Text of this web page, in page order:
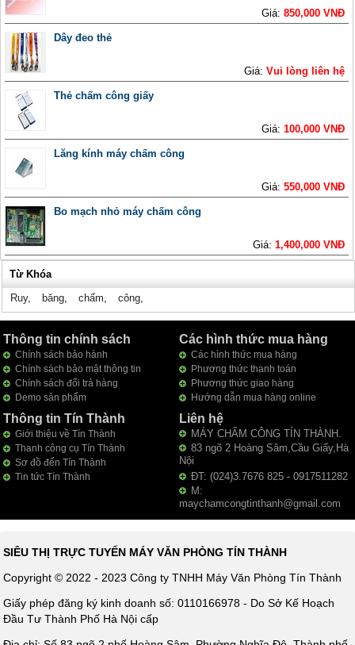
Giá:850,000 VNĐ
Dây đeo thẻ
Giá:Vui lòng liên hệ
Thẻ chấm công giấy
Giá:100,000 VNĐ
Lăng kính máy chấm công
Giá:550,000 VNĐ
Bo mạch nhỏ máy chấm công
Giá:1,400,000 VNĐ
Từ Khóa
Ruy, băng, chấm, công,
Thông tin chính sách
Chính sách bảo hành
Chính sách bảo mật thông tin
Chính sách đổi trả hàng
Demo sản phẩm
Các hình thức mua hàng
Các hình thức mua hàng
Phương thức thanh toán
Phương thức giao hàng
Hướng dẫn mua hàng online
Thông tin Tín Thành
Giới thiệu về Tín Thành
Thanh công cụ Tín Thành
Sơ đồ đến Tín Thành
Tin tức Tín Thành
Liên hệ
MÁY CHẤM CÔNG TÍN THÀNH.
83 ngõ 2 Hoàng Sâm,Cầu Giấy,Hà
Nội
ĐT: (024)3.7676 825 - 0917511282
M:
maychamcongtinthanh@gmail.com
SIÊU THỊ TRỰC TUYẾN MÁY VĂN PHÒNG TÍN THÀNH
Copyright © 2022 - 2023 Công ty TNHH Máy Văn Phòng Tín Thành
Giấy phép đăng ký kinh doanh số: 0110166978 - Do Sở Kế Hoạch
Đầu Tư Thành Phố Hà Nội cấp